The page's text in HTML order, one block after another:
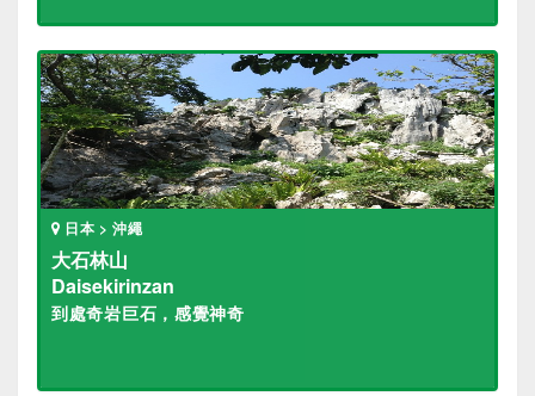
日本 > 沖繩
大石林山
Daisekirinzan
到處奇岩巨石，感覺神奇